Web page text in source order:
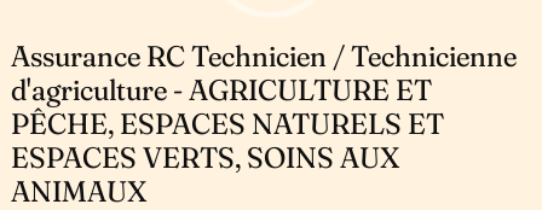
Assurance RC Technicien / Technicienne
d'agriculture - AGRICULTURE ET
PÊCHE, ESPACES NATURELS ET
ESPACES VERTS, SOINS AUX
ANIMAUX